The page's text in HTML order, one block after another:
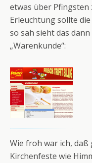
etwas über
Erleuchtung sollte
so sah sieht das
„Warenkunde“:
Wie froh war ich,
Kirchenfeste wie